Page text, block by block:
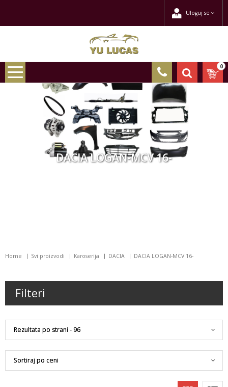
Uloguj se
0
DACIA LOGAN-MCV 16-
Home Svi proizvodi Karoserija DACIA DACIA LOGAN-MCV 16-
Filteri